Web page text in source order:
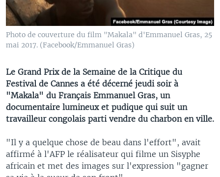
Photo de couverture du film "Makala" d'Emmanuel Gras, 25
mai 2017. (Facebook/Emmanuel Gras)
Le Grand Prix de la Semaine de la Critique du
Festival de Cannes a été décerné jeudi soir à
"Makala" du Français Emmanuel Gras, un
documentaire lumineux et pudique qui suit un
travailleur congolais parti vendre du charbon en ville.
"Il y a quelque chose de beau dans l'effort", avait
affirmé à l'AFP le réalisateur qui filme un Sisyphe
africain et met des images sur l'expression "gagner